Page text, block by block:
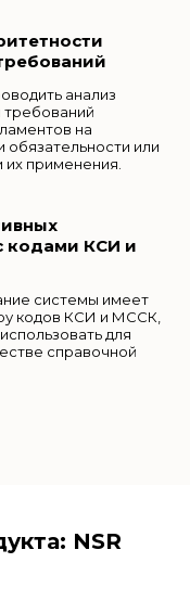
анализ
требований
на
обязательности или
их применения.
кодами КСИ и
системы имеет
кодов КСИ и МССК,
для
справочной
NSR